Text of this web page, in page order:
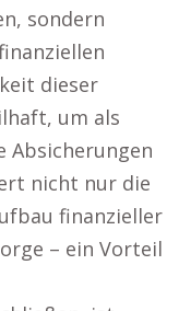
sondern
dieser
um als
Absicherungen
nicht nur die
finanzieller
– ein Vorteil